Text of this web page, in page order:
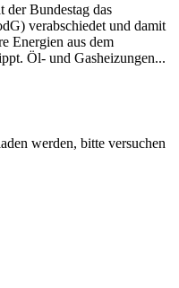
der Bundestag das
verabschiedet und damit
Energien aus dem
Öl- und Gasheizungen...
werden, bitte versuchen